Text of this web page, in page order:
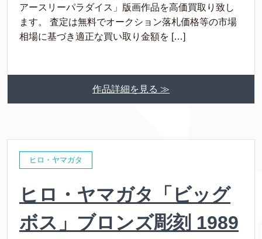
アースリーパラダイス」版画作品を高価買取り致し
ます。 査定は無料でオークション落札価格等の市場
相場に基づき適正な買い取り金額を […]
作品詳細を見る ≫
ヒロ・ヤマガタ
ヒロ・ヤマガタ「ビッグ
ボス」ブロンズ彫刻 1989